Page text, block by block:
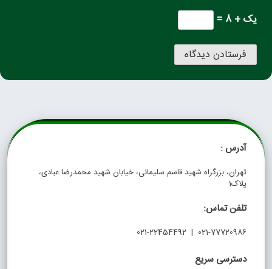
یک + 8 =
آدرس :
تهران، بزرگراه شهید قاسم سلیمانی، خیابان شهید محمدرضا عبادی،
پلاک1
تلفن تماس:
021-77720986 | 021-22454492
دسترسی سریع